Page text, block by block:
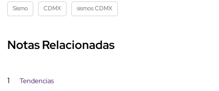
Sismo CDMX sismos CDMX
Notas Relacionadas
1 Tendencias